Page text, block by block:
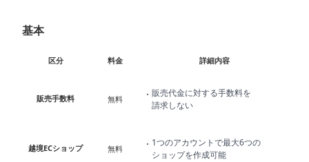
基本
区分 料金 詳細内容
販売手数料 無料
販売代金に対する手数料を
請求しない
越境ECショップ 無料
1つのアカウントで最大6つの
ショップを作成可能